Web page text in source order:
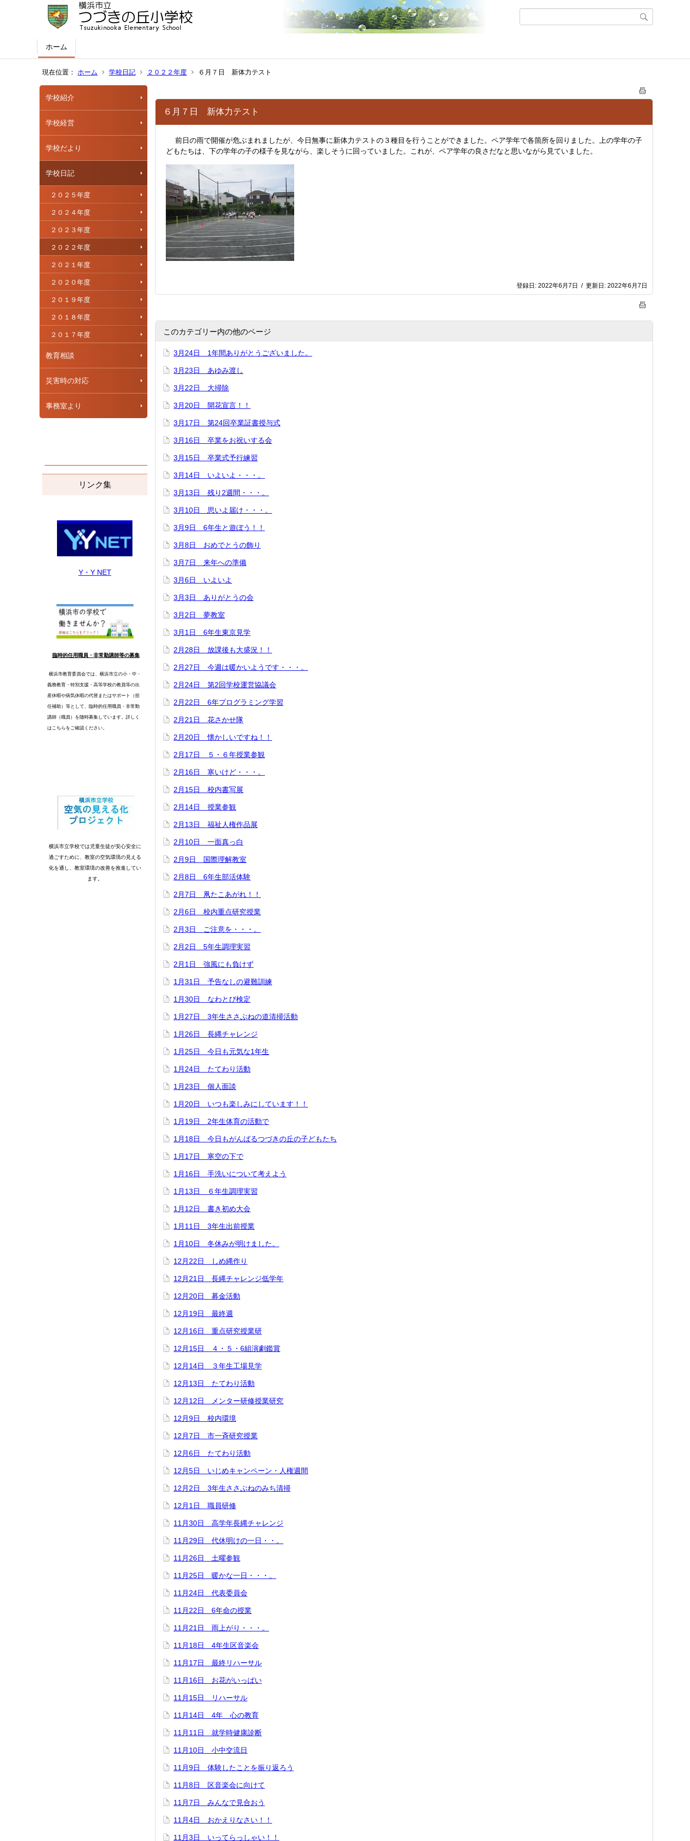
ホーム
現在位置： ホーム 学校日記 ２０２２年度 ６月７日 新体力テスト
学校紹介
学校経営
学校だより
学校日記
２０２５年度
２０２４年度
２０２３年度
２０２２年度
２０２１年度
２０２０年度
２０１９年度
２０１８年度
２０１７年度
教育相談
災害時の対応
事務室より
リンク集
Y・Y NET
臨時的任用職員・非常勤講師等の募集
横浜市教育委員会では、横浜市立の小・中・
義務教育・特別支援・高等学校の教員等の出
産休暇や病気休暇の代替またはサポート（担
任補助）等として、臨時的任用職員・非常勤
講師（職員）を随時募集しています。詳しく
はこちらをご確認ください。
横浜市立学校では児童生徒が安心安全に
過ごすために、教室の空気環境の見える
化を通し、教室環境の改善を推進してい
ます。
６月７日 新体力テスト
前日の雨で開催が危ぶまれましたが、今日無事に新体力テストの３種目を行うことができました。ペア学年で各箇所を回りました。上の学年の子
どもたちは、下の学年の子の様子を見ながら、楽しそうに回っていました。これが、ペア学年の良さだなと思いながら見ていました。
登録日: 2022年6月7日 / 更新日: 2022年6月7日
このカテゴリー内の他のページ
3月24日 1年間ありがとうございました。
3月23日 あゆみ渡し
3月22日 大掃除
3月20日 開花宣言！！
3月17日 第24回卒業証書授与式
3月16日 卒業をお祝いする会
3月15日 卒業式予行練習
3月14日 いよいよ・・・。
3月13日 残り2週間・・・。
3月10日 思いよ届け・・・。
3月9日 6年生と遊ぼう！！
3月8日 おめでとうの飾り
3月7日 来年への準備
3月6日 いよいよ
3月3日 ありがとうの会
3月2日 夢教室
3月1日 6年生東京見学
2月28日 放課後も大盛況！！
2月27日 今週は暖かいようです・・・。
2月24日 第2回学校運営協議会
2月22日 6年プログラミング学習
2月21日 花さかせ隊
2月20日 懐かしいですね！！
2月17日 ５・６年授業参観
2月16日 寒いけど・・・。
2月15日 校内書写展
2月14日 授業参観
2月13日 福祉人権作品展
2月10日 一面真っ白
2月9日 国際理解教室
2月8日 6年生部活体験
2月7日 凧たこあがれ！！
2月6日 校内重点研究授業
2月3日 ご注意を・・・。
2月2日 5年生調理実習
2月1日 強風にも負けず
1月31日 予告なしの避難訓練
1月30日 なわとび検定
1月27日 3年生ささぶねの道清掃活動
1月26日 長縄チャレンジ
1月25日 今日も元気な1年生
1月24日 たてわり活動
1月23日 個人面談
1月20日 いつも楽しみにしています！！
1月19日 2年生体育の活動で
1月18日 今日もがんばるつづきの丘の子どもたち
1月17日 寒空の下で
1月16日 手洗いについて考えよう
1月13日 ６年生調理実習
1月12日 書き初め大会
1月11日 3年生出前授業
1月10日 冬休みが明けました。
12月22日 しめ縄作り
12月21日 長縄チャレンジ低学年
12月20日 募金活動
12月19日 最終週
12月16日 重点研究授業研
12月15日 ４・５・6組演劇鑑賞
12月14日 ３年生工場見学
12月13日 たてわり活動
12月12日 メンター研修授業研究
12月9日 校内環境
12月7日 市一斉研究授業
12月6日 たてわり活動
12月5日 いじめキャンペーン・人権週間
12月2日 3年生ささぶねのみち清掃
12月1日 職員研修
11月30日 高学年長縄チャレンジ
11月29日 代休明けの一日・・。
11月26日 土曜参観
11月25日 暖かな一日・・・。
11月24日 代表委員会
11月22日 6年命の授業
11月21日 雨上がり・・・。
11月18日 4年生区音楽会
11月17日 最終リハーサル
11月16日 お花がいっぱい
11月15日 リハーサル
11月14日 4年 心の教育
11月11日 就学時健康診断
11月10日 小中交流日
11月9日 体験したことを振り返ろう
11月8日 区音楽会に向けて
11月7日 みんなで見合おう
11月4日 おかえりなさい！！
11月3日 いってらっしゃい！！